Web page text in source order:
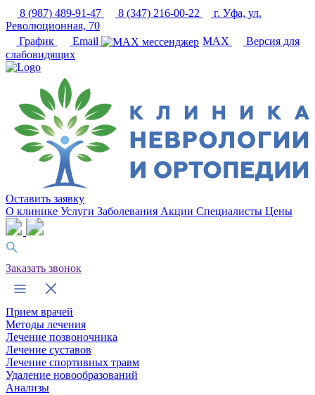
8 (987) 489-91-47 8 (347) 216-00-22
г. Уфа, ул.
Революционная, 70
График
Email MAX
Версия для
слабовидящих
Оставить заявку
О клинике Услуги Заболевания Акции Специалисты Цены
Заказать звонок
Прием врачей
Методы лечения
Лечение позвоночника
Лечение суставов
Лечение спортивных травм
Удаление новообразований
Анализы